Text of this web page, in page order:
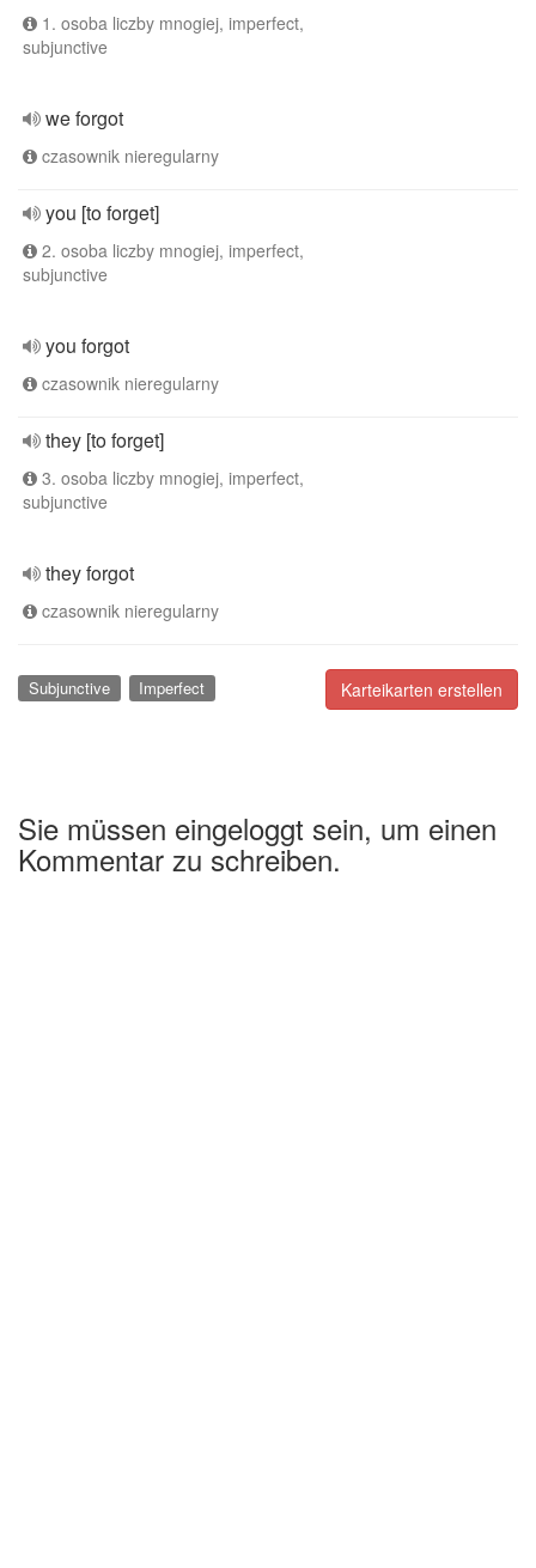
1. osoba liczby mnogiej, imperfect,
subjunctive
we forgot
czasownik nieregularny
you [to forget]
2. osoba liczby mnogiej, imperfect,
subjunctive
you forgot
czasownik nieregularny
they [to forget]
3. osoba liczby mnogiej, imperfect,
subjunctive
they forgot
czasownik nieregularny
Karteikarten erstellen
Subjunctive Imperfect
Sie müssen eingeloggt sein, um einen
Kommentar zu schreiben.